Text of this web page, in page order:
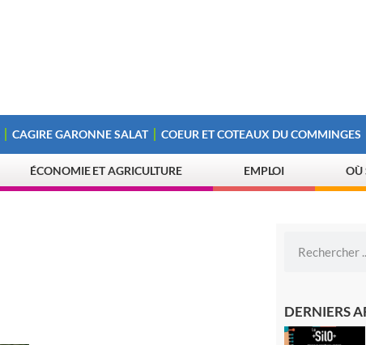
CAGIRE GARONNE SALAT COEUR ET COTEAUX DU COMMINGES
ÉCONOMIE ET AGRICULTURE EMPLOI OÙ
DERNIERS